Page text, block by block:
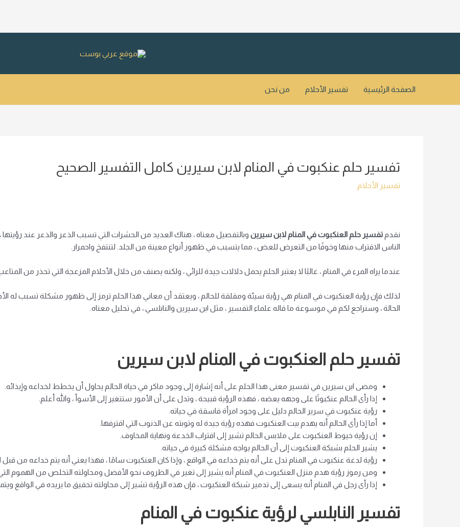
الصفحة الرئيسية تفسير الأحلام من نحن
تفسير حلم عنكبوت في المنام لابن سيرين كامل التفسير الصحيح
تفسير الأحلام
نقدم تفسير حلم العنكبوت في المنام لابن سيرين وبالتفصيل معناه ، هناك العديد من الحشرات التي تسبب الذعر والذعر عند
الناس الاقتراب منها وخوفًا من التعرض للعض ، مما يتسبب في ظهور أنواع معينة من الجلد. لتنتفخ واحمرار.
عندما يراه المرء في المنام ، غالبًا لا يعتبر الحلم يحمل دلالات جيدة للرائي ، ولكنه يصنف من خلال الأحلام المزعجة التي تحذر من
لذلك فإن رؤية العنكبوت في المنام هي رؤية سيئة ومقلقة للحالم ، ويعتقد أن معاني هذا الحلم ترمز إلى ظهور مشكلة تسبب له
الحالة ، وسنراجع لكم في موسوعة ما قاله علماء التفسير ، مثل ابن سيرين والنابلسي ، في تحليل معناه.
تفسير حلم العنكبوت في المنام لابن سيرين
ومضى ابن سيرين في تفسير معنى هذا الحلم على أنه إشارة إلى وجود ماكر في حياة الحالم يحاول أن يخطط لخداعه وإيذائه.
إذا رأى الحالم عنكبوتًا على وجهه يعضه ، فهذه الرؤية قبيحة ، وتدل على أن الأمور ستتغير إلى الأسوأ ، والله أعلم.
رؤية عنكبوت في سرير الحالم دليل على وجود امرأة فاسقة في حياته.
أما إذا رأى الحالم أنه يهدم بيت العنكبوت فهذه رؤية جيدة له وتوبته عن الذنوب التي اقترفها.
إن رؤية خيوط العنكبوت على ملابس الحالم تشير إلى اقتراب الخدعة ونهاية المخاوف.
يشير الحلم بشبكة العنكبوت إلى أن الحالم يواجه مشكلة كبيرة في حياته.
رؤية لدغة عنكبوت في المنام تدل على أنه يتم خداعه في الواقع ، وإذا كان العنكبوت سامًا ، فهذا يعني أنه يتم خداعه من قبل
ومن رموز رؤية هدم منزل العنكبوت في المنام أنه يشير إلى تغير في الظروف نحو الأفضل ومحاولته التخلص من الهموم
إذا رأى رجل في المنام أنه يسعى إلى تدمير شبكة العنكبوت ، فإن هذه الرؤية تشير إلى محاولته تحقيق ما يريده في الواقع
تفسير النابلسي لرؤية عنكبوت في المنام